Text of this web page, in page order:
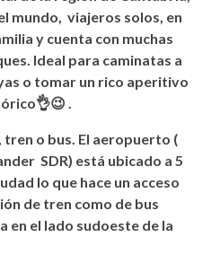
mundo, viajeros solos, en
y cuenta con muchas
Ideal para caminatas a
o tomar un rico aperitivo
, tren o bus. El aeropuerto (
SDR) está ubicado a 5
lo que hace un acceso
de tren como de bus
en el lado sudoeste de la